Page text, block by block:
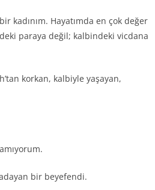
kadınım. Hayatımda en çok değer
paraya değil; kalbindeki vicdana
korkan, kalbiyle yaşayan,
bir beyefendi.